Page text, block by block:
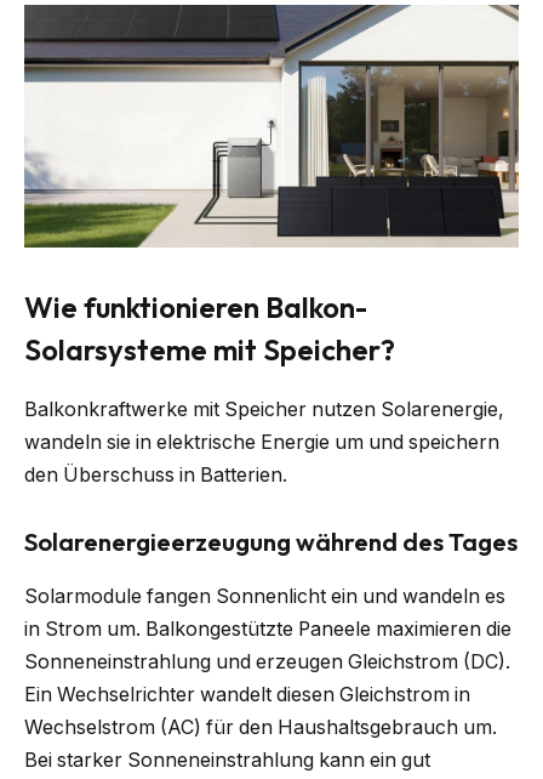
Wie funktionieren Balkon-
Solarsysteme mit Speicher?
Balkonkraftwerke mit Speicher nutzen Solarenergie,
wandeln sie in elektrische Energie um und speichern
den Überschuss in Batterien.
Solarenergieerzeugung während des Tages
Solarmodule fangen Sonnenlicht ein und wandeln es
in Strom um. Balkongestützte Paneele maximieren die
Sonneneinstrahlung und erzeugen Gleichstrom (DC).
Ein Wechselrichter wandelt diesen Gleichstrom in
Wechselstrom (AC) für den Haushaltsgebrauch um.
Bei starker Sonneneinstrahlung kann ein gut